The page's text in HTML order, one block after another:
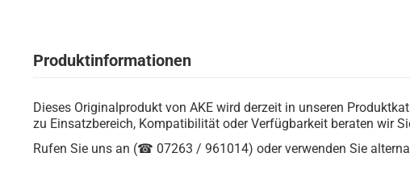
Produktinformationen
Dieses Originalprodukt von AKE wird derzeit in unseren
zu Einsatzbereich, Kompatibilität oder Verfügbarkeit beraten wir
Rufen Sie uns an (☎ 07263 / 961014) oder verwenden Sie